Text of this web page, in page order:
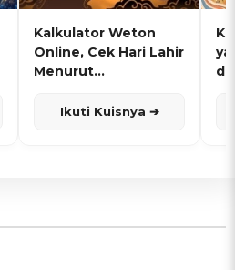
Kalkulator Weton
Online, Cek Hari Lahir
Menurut
Ikuti Kuisnya ➔